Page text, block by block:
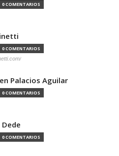
0 COMENTARIOS
0 COMENTARIOS
Palacios Aguilar
0 COMENTARIOS
0 COMENTARIOS